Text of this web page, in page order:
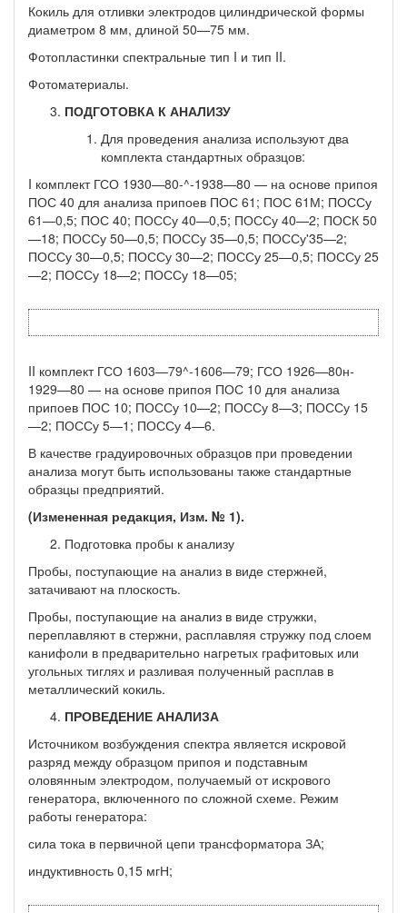
Кокиль для отливки электродов цилиндрической формы
диа­метром 8 мм, длиной 50—75 мм.
Фотопластинки спектральные тип I и тип II.
Фотоматериалы.
ПОДГОТОВКА К АНАЛИЗУ
Для проведения анализа используют два
комплекта стан­дартных образцов:
I комплект ГСО 1930—80-^-1938—80 — на основе припоя
ПОС 40 для анализа припоев ПОС 61; ПОС 61М; ПОССу
61—0,5; ПОС 40; ПОССу 40—0,5; ПОССу 40—2; ПОСК 50
—18; ПОССу 50—0,5; ПОССу 35—0,5; ПОССу'35—2;
ПОССу 30—0,5; ПОССу 30—2; ПОССу 25—0,5; ПОССу 25
—2; ПОССу 18—2; ПОССу 18—05;
II комплект ГСО 1603—79^-1606—79; ГСО 1926—80н-
1929—80 — на основе припоя ПОС 10 для анализа
припоев ПОС 10; ПОССу 10—2; ПОССу 8—3; ПОССу 15
—2; ПОССу 5—1; ПОССу 4—6.
В качестве градуировочных образцов при проведении
анализа могут быть использованы также стандартные
образцы предприя­тий.
(Измененная редакция, Изм. № 1).
Подготовка пробы к анализу
Пробы, поступающие на анализ в виде стержней,
затачивают на плоскость.
Пробы, поступающие на анализ в виде стружки,
переплавляют в стержни, расплавляя стружку под слоем
канифоли в предвари­тельно нагретых графитовых или
угольных тиглях и разливая по­лученный расплав в
металлический кокиль.
ПРОВЕДЕНИЕ АНАЛИЗА
Источником возбуждения спектра является искровой
разряд между образцом припоя и подставным
оловянным электродом, по­лучаемый от искрового
генератора, включенного по сложной схе­ме. Режим
работы генератора:
сила тока в первичной цепи трансформатора ЗА;
индуктивность 0,15 мгН;